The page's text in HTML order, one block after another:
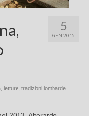
5
GEN 2015
letture tradizioni lombarde